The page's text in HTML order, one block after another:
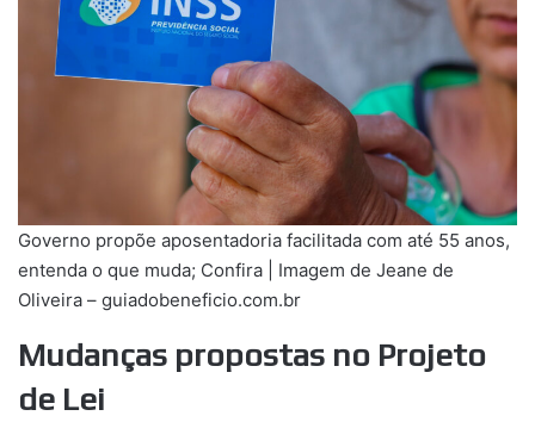
Governo propõe aposentadoria facilitada com até 55 anos,
entenda o que muda; Confira | Imagem de Jeane de
Oliveira – guiadobeneficio.com.br
Mudanças propostas no Projeto
de Lei